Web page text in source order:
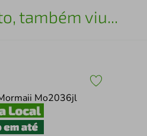
também viu...